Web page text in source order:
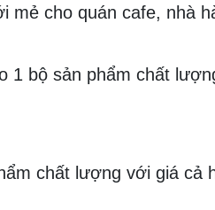
mẻ cho quán cafe, nhà
1 bộ sản phẩm chất
chất lượng với giá cả